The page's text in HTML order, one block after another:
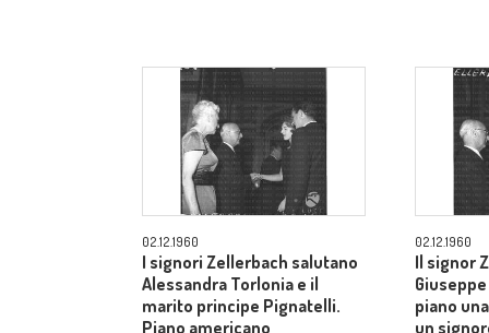
02.12.1960
I signori Zellerbach salutano
Alessandra Torlonia e il
marito principe Pignatelli.
Piano americano
02.12.1960
Il signor
piano
un